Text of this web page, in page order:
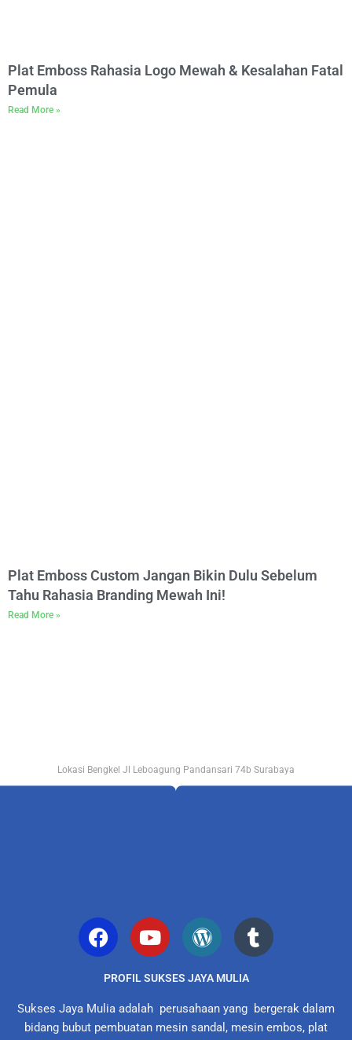
Plat Emboss Rahasia Logo Mewah & Kesalahan Fatal
Pemula
Read More »
Plat Emboss Custom Jangan Bikin Dulu Sebelum
Tahu Rahasia Branding Mewah Ini!
Read More »
Lokasi Bengkel Jl Leboagung Pandansari 74b Surabaya
PROFIL SUKSES JAYA MULIA
Sukses Jaya Mulia adalah perusahaan yang bergerak dalam
bidang bubut pembuatan mesin sandal, mesin embos, plat